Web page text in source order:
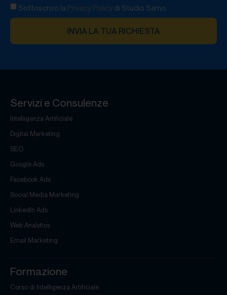
Sottoscrivo la Privacy Policy di Studio Samo.
INVIA LA TUA RICHIESTA
Servizi e Consulenze
Intelligenza Artificiale
Digital Marketing
SEO
Google Ads
Facebook Ads
Social Media Marketing
LinkedIn Ads
Web Analytics
Email Marketing
Formazione
Corso di Intelligenza Artificiale